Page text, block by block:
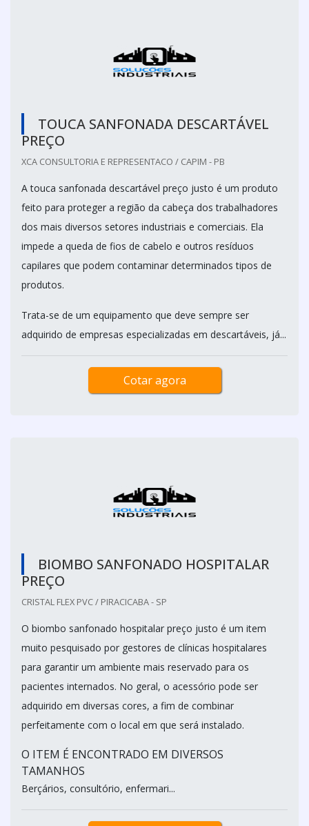
TOUCA SANFONADA DESCARTÁVEL
PREÇO
XCA CONSULTORIA E REPRESENTACO / CAPIM - PB
A touca sanfonada descartável preço justo é um produto
feito para proteger a região da cabeça dos trabalhadores
dos mais diversos setores industriais e comerciais. Ela
impede a queda de fios de cabelo e outros resíduos
capilares que podem contaminar determinados tipos de
produtos.
Trata-se de um equipamento que deve sempre ser
adquirido de empresas especializadas em descartáveis, já...
Cotar agora
BIOMBO SANFONADO HOSPITALAR
PREÇO
CRISTAL FLEX PVC / PIRACICABA - SP
O biombo sanfonado hospitalar preço justo é um item
muito pesquisado por gestores de clínicas hospitalares
para garantir um ambiente mais reservado para os
pacientes internados. No geral, o acessório pode ser
adquirido em diversas cores, a fim de combinar
perfeitamente com o local em que será instalado.
O ITEM É ENCONTRADO EM DIVERSOS
TAMANHOS
Berçários, consultório, enfermari...